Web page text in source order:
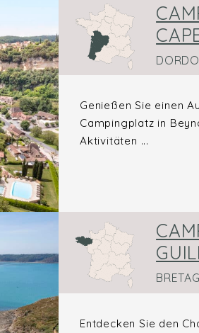
Genießen Sie einen
Campingplatz in
Aktivitäten ...
Entdecken Sie den